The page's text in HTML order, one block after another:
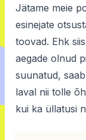
Jätame meie
esinejate
toovad. Ehk
aegade olnud
suunatud,
laval nii tolle
kui ka üllatusi